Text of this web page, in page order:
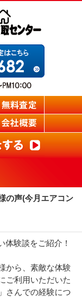
の声(今月エアコン
体験談をご紹介！
から、素敵な体験
ご利用いただいた
さんでの経験につ